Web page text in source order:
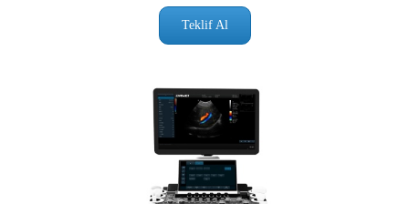
Teklif Al